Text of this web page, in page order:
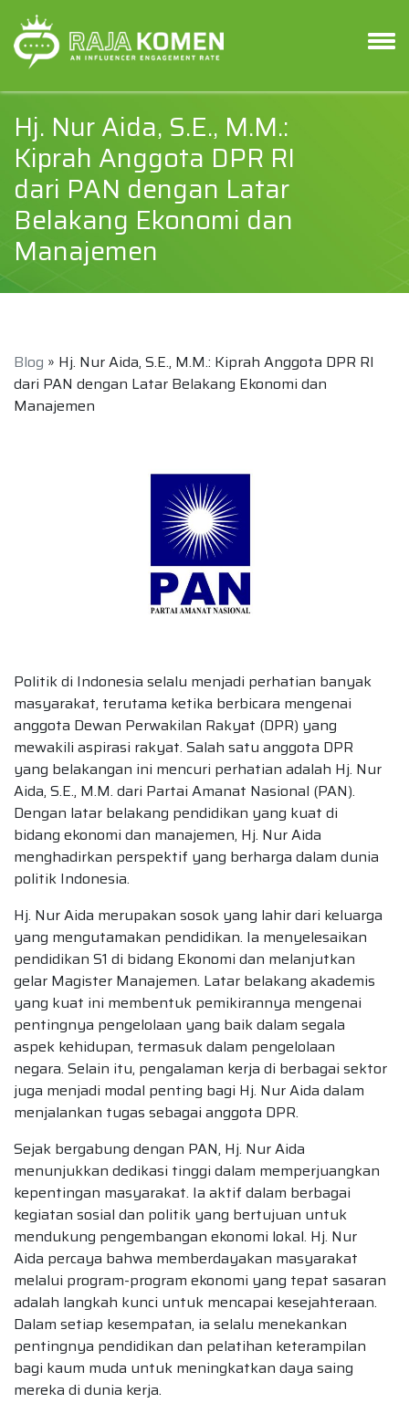
Hj. Nur Aida, S.E., M.M.:
Kiprah Anggota DPR RI
dari PAN dengan Latar
Belakang Ekonomi dan
Manajemen
Blog » Hj. Nur Aida, S.E., M.M.: Kiprah Anggota DPR RI
dari PAN dengan Latar Belakang Ekonomi dan
Manajemen
Politik di Indonesia selalu menjadi perhatian banyak
masyarakat, terutama ketika berbicara mengenai
anggota Dewan Perwakilan Rakyat (DPR) yang
mewakili aspirasi rakyat. Salah satu anggota DPR
yang belakangan ini mencuri perhatian adalah Hj. Nur
Aida, S.E., M.M. dari Partai Amanat Nasional (PAN).
Dengan latar belakang pendidikan yang kuat di
bidang ekonomi dan manajemen, Hj. Nur Aida
menghadirkan perspektif yang berharga dalam dunia
politik Indonesia.
Hj. Nur Aida merupakan sosok yang lahir dari keluarga
yang mengutamakan pendidikan. Ia menyelesaikan
pendidikan S1 di bidang Ekonomi dan melanjutkan
gelar Magister Manajemen. Latar belakang akademis
yang kuat ini membentuk pemikirannya mengenai
pentingnya pengelolaan yang baik dalam segala
aspek kehidupan, termasuk dalam pengelolaan
negara. Selain itu, pengalaman kerja di berbagai sektor
juga menjadi modal penting bagi Hj. Nur Aida dalam
menjalankan tugas sebagai anggota DPR.
Sejak bergabung dengan PAN, Hj. Nur Aida
menunjukkan dedikasi tinggi dalam memperjuangkan
kepentingan masyarakat. Ia aktif dalam berbagai
kegiatan sosial dan politik yang bertujuan untuk
mendukung pengembangan ekonomi lokal. Hj. Nur
Aida percaya bahwa memberdayakan masyarakat
melalui program-program ekonomi yang tepat sasaran
adalah langkah kunci untuk mencapai kesejahteraan.
Dalam setiap kesempatan, ia selalu menekankan
pentingnya pendidikan dan pelatihan keterampilan
bagi kaum muda untuk meningkatkan daya saing
mereka di dunia kerja.